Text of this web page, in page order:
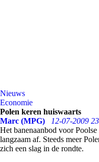
Nieuws
Economie
Polen keren huiswaarts
Marc (MPG)
12-07-2009
Het banenaanbod voor
langzaam af. Steeds meer
zich een slag in de rondte.